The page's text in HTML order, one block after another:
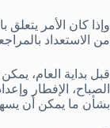
وإذا كان الأمر
من الاستعداد
قبل بداية العام،
الصباح، الإفطار
بشأن ما يمكن أن